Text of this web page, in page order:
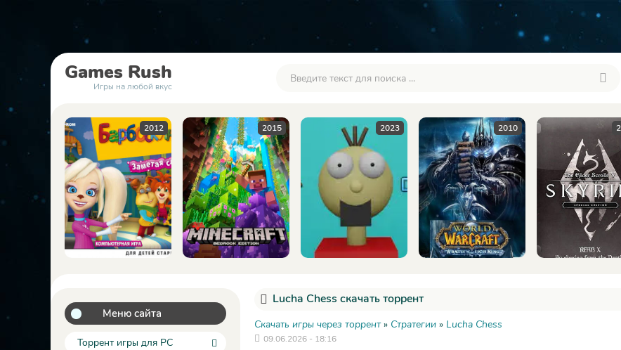
Games Rush
Игры на любой вкус
2015 2023 2010 2016
Меню сайта
Торрент игры для PC
Lucha Chess скачать торрент
Скачать игры через торрент» Стратегии » Lucha Chess
09.06.2026 - 18:16